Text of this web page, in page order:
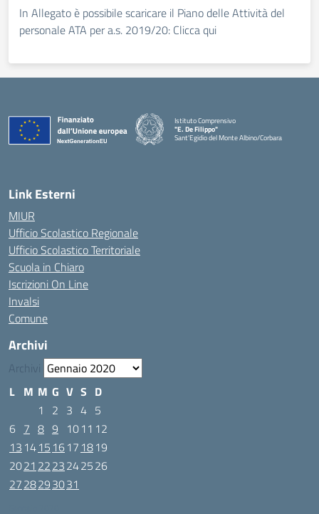
In Allegato è possibile scaricare il Piano delle Attività del
personale ATA per a.s. 2019/20: Clicca qui
Istituto Comprensivo
"E. De Filippo"
Sant'Egidio del Monte Albino/Corbara
Link Esterni
MIUR
Ufficio Scolastico Regionale
Ufficio Scolastico Territoriale
Scuola in Chiaro
Iscrizioni On Line
Invalsi
Comune
Archivi
Archivi
L M M G V S D
1
2 3 4 5
6 7 8 9 1011 12
13 1415 1617 1819
2021 2223242526
2728293031